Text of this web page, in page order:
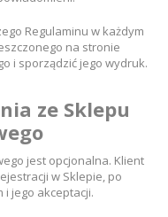
Regulaminu w każdym
na stronie
i sporządzić jego wydruk.
ze Sklepu
jest opcjonalna. Klient
w Sklepie, po
i jego akceptacji.